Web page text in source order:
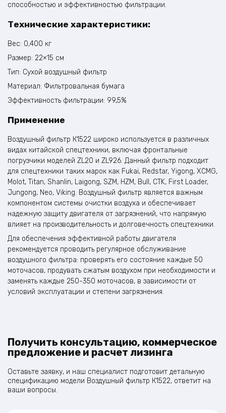
способностью и эффективностью фильтрации.
Технические характеристики:
Вес: 0,400 кг
Размер: 22×15 см
Тип: Сухой воздушный фильтр
Материал: Фильтровальная бумага
Эффективность фильтрации: 99,5%
Применение
Воздушный фильтр К1522 широко используется в различных
видах китайской спецтехники, включая фронтальные
погрузчики моделей ZL20 и ZL926. Данный фильтр подходит
для спецтехники таких марок как Fukai, Redstar, Yigong, XCMG,
Molot, Titan, Shanlin, Laigong, SZM, HZM, Bull, CTK, First Loader,
Jungong, Neo, Viking. Воздушный фильтр является важным
компонентом системы очистки воздуха и обеспечивает
надежную защиту двигателя от загрязнений, что напрямую
влияет на производительность и долговечность спецтехники.
Для обеспечения эффективной работы двигателя
рекомендуется проводить регулярное обслуживание
воздушного фильтра: проверять его состояние каждые 50
моточасов, продувать сжатым воздухом при необходимости и
заменять каждые 250-350 моточасов, в зависимости от
условий эксплуатации и степени загрязнения.
Получить консультацию, коммерческое
предложение и расчет лизинга
Оставьте заявку, и наш специалист подготовит детальную
спецификацию модели Воздушный фильтр К1522, ответит на
ваши вопросы.